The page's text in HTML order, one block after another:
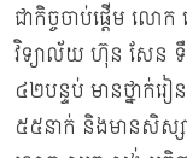
ជាកិច្ចចាប់ផ្ដើម ល
វិទ្យាល័យ ហ៊ុន សែន ទឹ
៤២បន្ទប់ មានថ្នាក់រ
៥៥នាក់ និងមានសិស្